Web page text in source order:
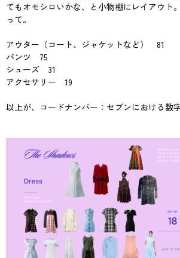
てもオモシロいかな、と小物棚にレイアウト
って。
アウター（コート、ジャケットなど） 81
パンツ 75
シューズ 31
アクセサリー 19
以上が、コードナンバー：セブンにおける数字